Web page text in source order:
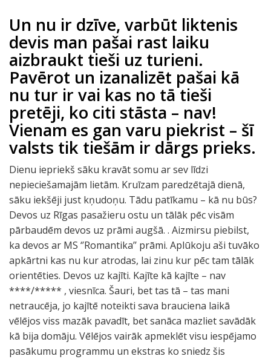
Un nu ir dzīve, varbūt liktenis
devis man pašai rast laiku
aizbraukt tieši uz turieni.
Pavērot un izanalizēt pašai kā
nu tur ir vai kas no tā tieši
pretēji, ko citi stāsta – nav!
Vienam es gan varu piekrist – šī
valsts tik tiešām ir dārgs prieks.
Dienu iepriekš sāku kravāt somu ar sev līdzi
nepieciešamajām lietām. Kruīzam paredzētajā dienā,
sāku iekšēji just kņudoņu. Tādu patīkamu – kā nu būs?
Devos uz Rīgas pasažieru ostu un tālāk pēc visām
pārbaudēm devos uz prāmi augšā. . Aizmirsu piebilst,
ka devos ar MS ‘’Romantika’’ prāmi. Aplūkoju aši tuvāko
apkārtni kas nu kur atrodas, lai zinu kur pēc tam tālāk
orientēties. Devos uz kajīti. Kajīte kā kajīte – nav
****/***** , viesnīca. Šauri, bet tas tā – tas mani
netraucēja, jo kajītē noteikti sava brauciena laikā
vēlējos viss mazāk pavadīt, bet sanāca mazliet savādāk
kā bija domāju. Vēlējos vairāk apmeklēt visu iespējamo
pasākumu programmu un ekstras ko sniedz šis